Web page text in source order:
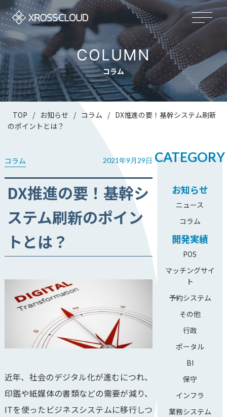
COLUMN
コラム
TOP / お知らせ / コラム / DX推進の要！基幹システム刷新
のポイントとは？
コラム 2021年9月29日
DX推進の要！基幹シ
ステム刷新のポイン
トとは？
近年、社会のデジタル化が進むにつれ、
印鑑や紙媒体の書類などの需要が減り、
ITを使ったビジネスシステムに移行しつ
CATEGORY
お知らせ
ニュース
コラム
開発実績
POS
マッチングサイ
ト
予約システム
その他
行政
ポータル
BI
保守
インフラ
業務システム